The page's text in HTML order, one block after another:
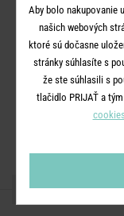
Horiace sviečky
Nenechávejte
borové
Aby bolo nakupovanie
našich webových
ktoré sú dočasne
stránky súhlasíte s
že ste súhlasili s
tlačidlo PRIJAŤ a